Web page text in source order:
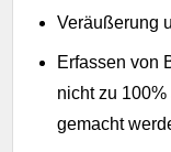
Veräußerung
Erfassen von
nicht zu
gemacht